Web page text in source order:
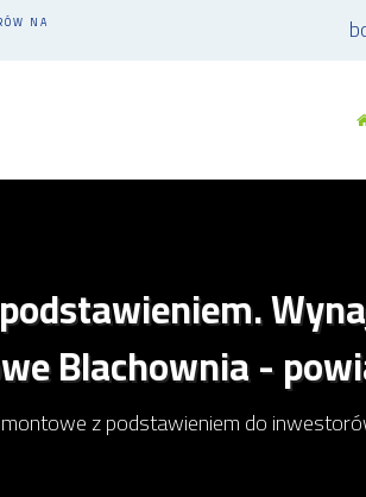
NA
Blachownia -
z podstawieniem do